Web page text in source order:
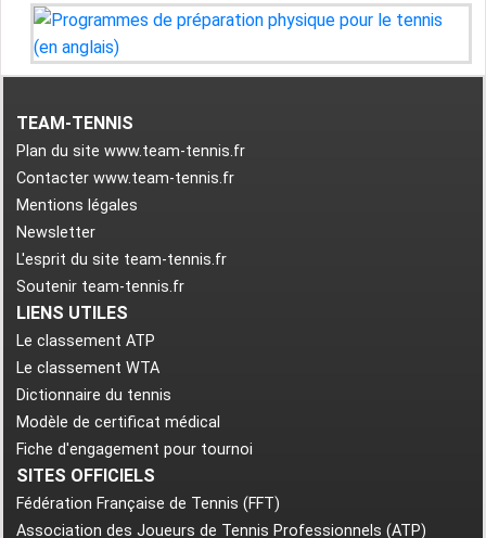
TEAM-TENNIS
Plan du site www.team-tennis.fr
Contacter www.team-tennis.fr
Mentions légales
Newsletter
L'esprit du site team-tennis.fr
Soutenir team-tennis.fr
LIENS UTILES
Le classement ATP
Le classement WTA
Dictionnaire du tennis
Modèle de certificat médical
Fiche d'engagement pour tournoi
SITES OFFICIELS
Fédération Française de Tennis (FFT)
Association des Joueurs de Tennis Professionnels (ATP)